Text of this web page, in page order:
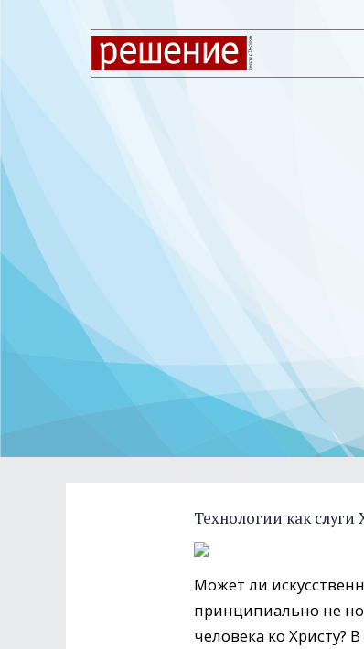
Технологии как слуги
Может ли
принципиально не
человека ко Христу?